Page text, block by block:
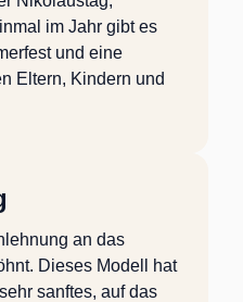
im Jahr gibt es
und eine
Eltern, Kindern und
an das
Dieses Modell hat
sanftes, auf das